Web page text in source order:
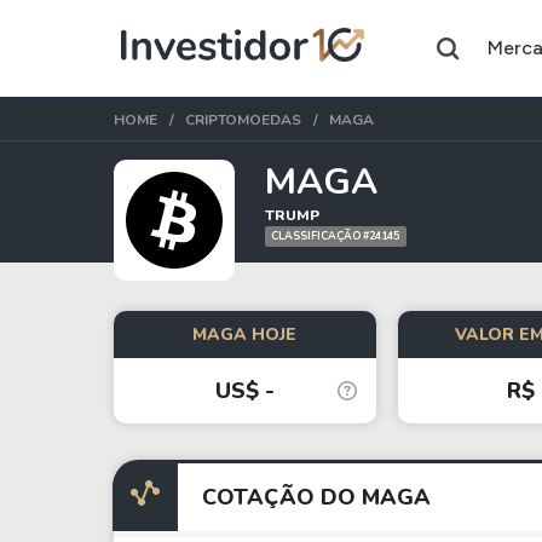
Assuntos do momento
Ibovespa Petrobras
Ambev
FIIs
HGLG11
HOME CRIPTOMOEDAS MAGA
MAGA
TRUMP
CLASSIFICAÇÃO #24145
MAGA HOJE
US$ -
VALOR
R$
COTAÇÃO DO MAGA